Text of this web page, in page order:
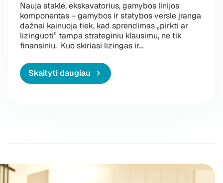
Nauja staklė, ekskavatorius, gamybos linijos
komponentas – gamybos ir statybos versle įranga
dažnai kainuoja tiek, kad sprendimas „pirkti ar
lizinguoti” tampa strateginiu klausimu, ne tik
finansiniu. Kuo skiriasi lizingas ir…
Skaityti daugiau